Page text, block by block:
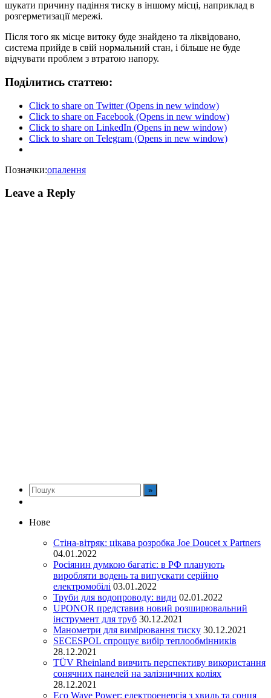
шукати причину падіння тиску в іншому місці, наприклад в
розгерметизації мережі.
Після того як місце витоку буде знайдено та ліквідовано,
система прийде в свій нормальний стан, і більше не буде
відчувати проблем з втратою напору.
Поділитись статтею:
Click to share on Twitter (Opens in new window)
Click to share on Facebook (Opens in new window)
Click to share on LinkedIn (Opens in new window)
Click to share on Telegram (Opens in new window)
Позначки:опалення
Leave a Reply
Нове
Стіна-вітряк: цікава розробка Joe Doucet x Partners
04.01.2022
Росіянин думкою багатіє: в РФ планують
виробляти водень та випускати серійно
електромобілі 03.01.2022
Труби для водопроводу: види 02.01.2022
UPONOR представив новий розширювальний
інструмент для труб 30.12.2021
Манометри для вимірювання тиску 30.12.2021
SECESPOL спрощує вибір теплообмінників
28.12.2021
TÜV Rheinland вивчить перспективу використання
сонячних панелей на залізничних коліях
28.12.2021
Eco Wave Power: електроенергія з хвиль та сонця